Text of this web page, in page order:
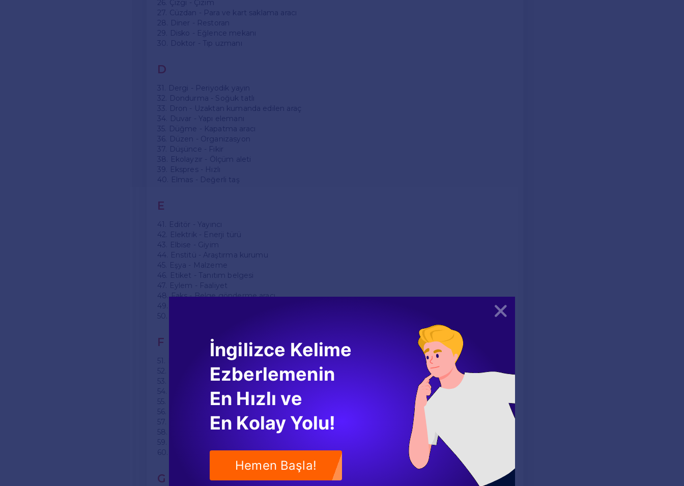
26. Çizgi - Çizim
27. Cüzdan - Para ve kart saklama aracı
28. Diner - Restoran
29. Disko - Eğlence mekanı
30. Doktor - Tıp uzmanı
D
31. Dergi - Periyodik yayın
32. Dondurma - Soğuk tatlı
33. Dron - Uzaktan kumanda edilen araç
34. Duvar - Yapı elemanı
35. Düğme - Kapatma aracı
36. Düzen - Organizasyon
37. Düşünce - Fikir
38. Ekolayzır - Ölçüm aleti
39. Ekspres - Hızlı
40. Elmas - Değerli taş
E
41. Editör - Yayıncı
42. Elektrik - Enerji türü
43. Elbise - Giyim
44. Enstitü - Araştırma kurumu
45. Eşya - Malzeme
46. Etiket - Tanıtım belgesi
47. Eylem - Faaliyet
48. Faks - Belge gönderme aracı
49. Fırın - Pişirme aracı
50. Flüt - Müzik aleti
F
51. Film - Görsel sanat
52. Fincan - İçecek kabı
53. Fonksiyon - İşlev
54. Fotoğraf - Görüntü
55. Frekans - Tekrar sayısı
56. Fütürizm - Sanat akımı
57. Galeri - Sergi yeri
58. Garaj - Araç park yeri
59. Gazete - Günlük yayın
60. Genetik - Kalıtım bilimi
G
Kapat
İngilizce Kelime
Ezberlemenin
En Hızlı ve
En Kolay Yolu!
Hemen Başla!